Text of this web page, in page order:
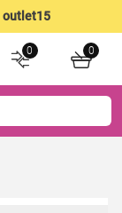
outlet15
0 0